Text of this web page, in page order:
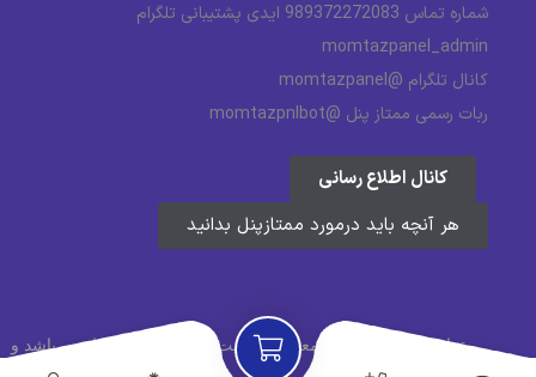
شماره تماس 989372272083 ایدی پشتیبانی تلگرام
momtazpanel_admin
کانال تلگرام @momtazpanel
ربات رسمی ممتاز پنل @momtazpnlbot
کانال اطلاع رسانی
هر آنچه باید درمورد ممتازپنل بدانید
تمامی حقوق مادی و معنوی وبسایت ممتاز پنل محفوظ می باشد و